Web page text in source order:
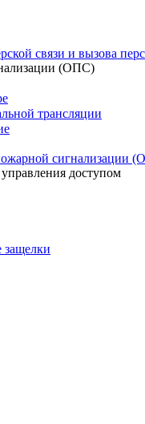
связи и вызова
(ОПС)
трансляции
сигнализации
доступом
защелки